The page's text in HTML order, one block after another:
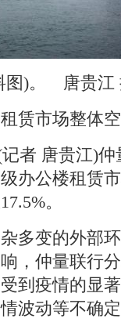
)。 唐贵江
市场整体
唐贵江)仲
办公楼租赁
。
变的外部
，仲量联行
到疫情的显
波动等不确